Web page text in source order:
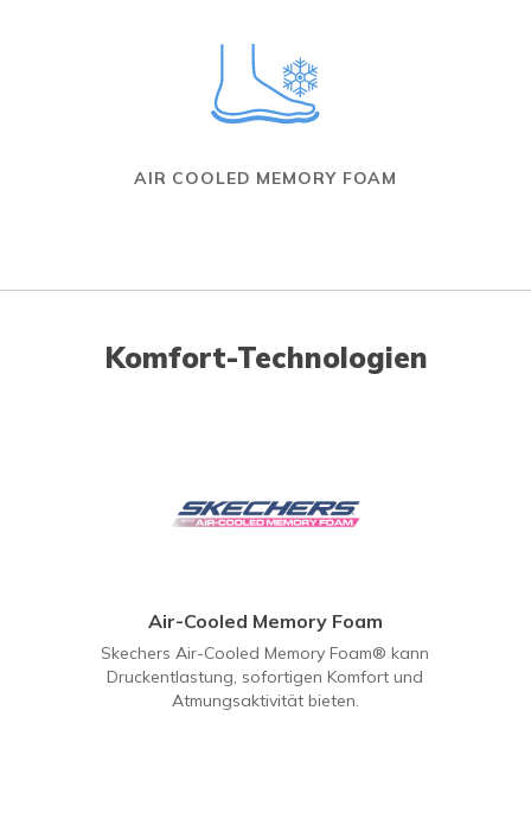
AIR COOLED MEMORY FOAM
Komfort-Technologien
Air-Cooled Memory Foam
Skechers Air-Cooled Memory Foam® kann
Druckentlastung, sofortigen Komfort und
Atmungsaktivität bieten.